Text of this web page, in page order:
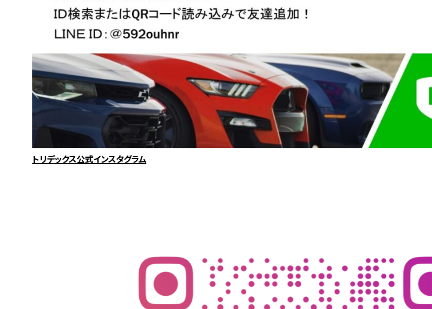
トリデックス公式インスタグラム